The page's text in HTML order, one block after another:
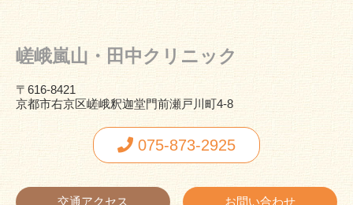
嵯峨嵐山・田中クリニック
〒616-8421
京都市右京区嵯峨釈迦堂門前瀬戸川町4-8
075-873-2925
交通アクセス お問い合わせ